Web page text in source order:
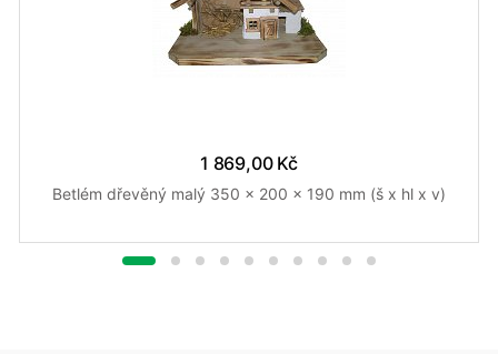
1 869,00 Kč
Betlém dřevěný malý 350 x 200 x 190 mm (š x hl x v)